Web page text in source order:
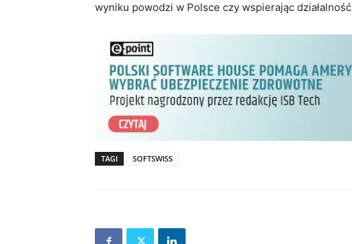
wyniku powodzi w Polsce czy wspierając działalność
TAGI SOFTSWISS